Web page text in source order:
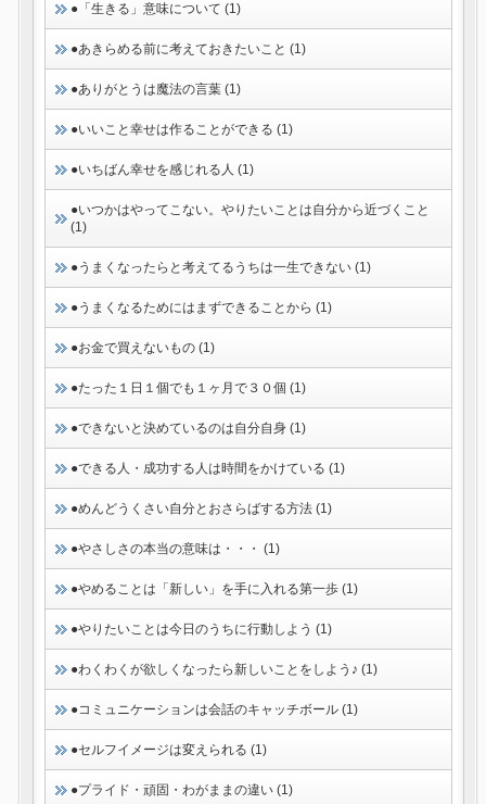
●「生きる」意味について (1)
●あきらめる前に考えておきたいこと (1)
●ありがとうは魔法の言葉 (1)
●いいこと幸せは作ることができる (1)
●いちばん幸せを感じれる人 (1)
●いつかはやってこない。やりたいことは自分から近づくこと
(1)
●うまくなったらと考えてるうちは一生できない (1)
●うまくなるためにはまずできることから (1)
●お金で買えないもの (1)
●たった１日１個でも１ヶ月で３０個 (1)
●できないと決めているのは自分自身 (1)
●できる人・成功する人は時間をかけている (1)
●めんどうくさい自分とおさらばする方法 (1)
●やさしさの本当の意味は・・・ (1)
●やめることは「新しい」を手に入れる第一歩 (1)
●やりたいことは今日のうちに行動しよう (1)
●わくわくが欲しくなったら新しいことをしよう♪ (1)
●コミュニケーションは会話のキャッチボール (1)
●セルフイメージは変えられる (1)
●プライド・頑固・わがままの違い (1)